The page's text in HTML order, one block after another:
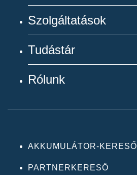
Szolgáltatások
Tudástár
Rólunk
AKKUMULÁTOR-KERESŐ
PARTNERKERESŐ